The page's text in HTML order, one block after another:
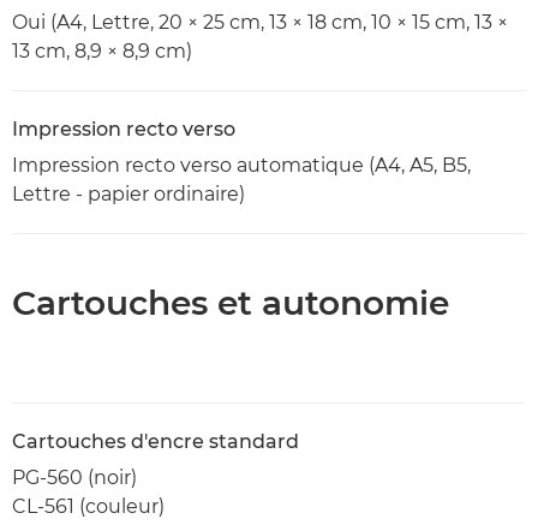
Oui (A4, Lettre, 20 × 25 cm, 13 × 18 cm, 10 × 15 cm, 13 ×
13 cm, 8,9 × 8,9 cm)
Impression recto verso
Impression recto verso automatique (A4, A5, B5,
Lettre - papier ordinaire)
Cartouches et autonomie
Cartouches d'encre standard
PG-560 (noir)
CL-561 (couleur)